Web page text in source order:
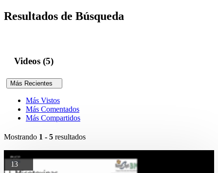
Resultados de Búsqueda
Videos (5)
Más Recientes
Más Vistos
Más Comentados
Más Compartidos
Mostrando 1 - 5 resultados
13